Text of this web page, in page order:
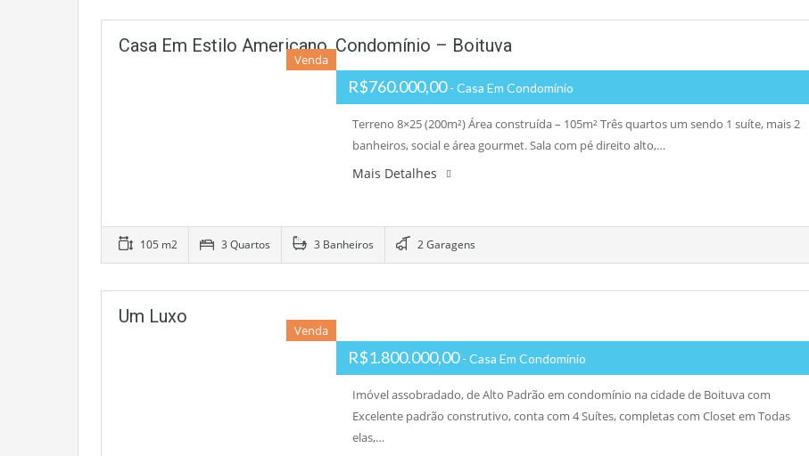
Casa Em Estilo Americano, Condomínio – Boituva
Venda
R$760.000,00- Casa Em Condomínio
Terreno 8×25 (200m²) Área construída – 105m² Três quartos um sendo 1 suíte, mais 2
banheiros, social e área gourmet. Sala com pé direito alto,…
Mais Detalhes
105 m2 3 Quartos 3 Banheiros 2 Garagens
Um Luxo
Venda
R$1.800.000,00- Casa Em Condomínio
Imóvel assobradado, de Alto Padrão em condomínio na cidade de Boituva com
Excelente padrão construtivo, conta com 4 Suítes, completas com Closet em Todas
elas,…